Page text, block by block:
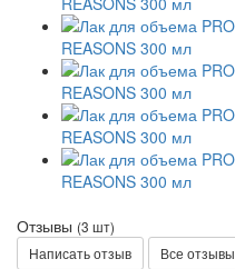
Отзывы (3 шт)
Написать отзыв
Все отзывы